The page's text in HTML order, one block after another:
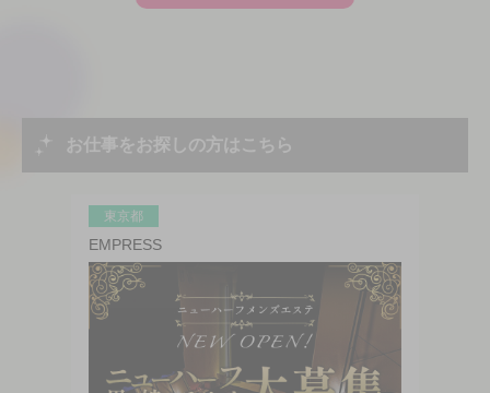
お仕事をお探しの方はこちら
東京都
EMPRESS